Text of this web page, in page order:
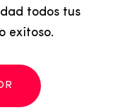
todos tus
exitoso.